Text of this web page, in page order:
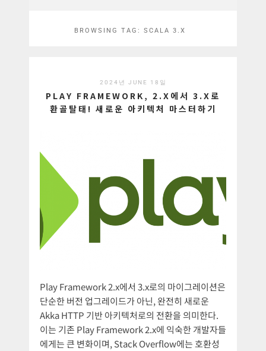
BROWSING TAG: SCALA 3.X
2024년 JUNE 18일
PLAY FRAMEWORK, 2.X에서 3.X로
환골탈태! 새로운 아키텍처 마스터하기
Play Framework 2.x에서 3.x로의 마이그레이션은
단순한 버전 업그레이드가 아닌, 완전히 새로운
Akka HTTP 기반 아키텍처로의 전환을 의미한다.
이는 기존 Play Framework 2.x에 익숙한 개발자들
에게는 큰 변화이며, Stack Overflow에는 호환성